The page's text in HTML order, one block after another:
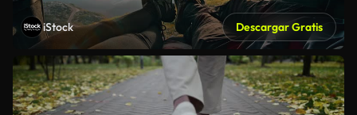
iStock Descargar Gratis